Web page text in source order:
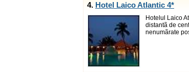
4. Hotel Laico Atlantic 4*
Hotelul Laico
distantã de
nenumãrate